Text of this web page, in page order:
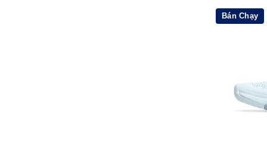
Bán Chạy